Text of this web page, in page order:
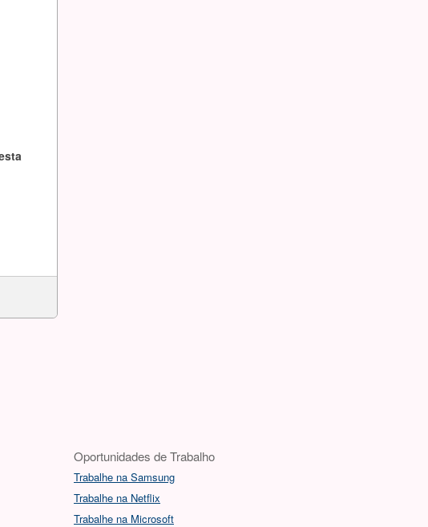
Oportunidades de Trabalho
Trabalhe na Samsung
Trabalhe na Netflix
Trabalhe na Microsoft